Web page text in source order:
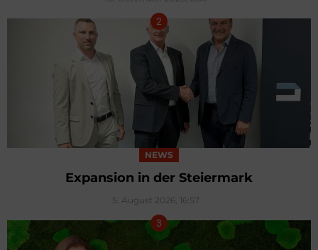
NEWS
Expansion in der Steiermark
5. August 2026, 16:57